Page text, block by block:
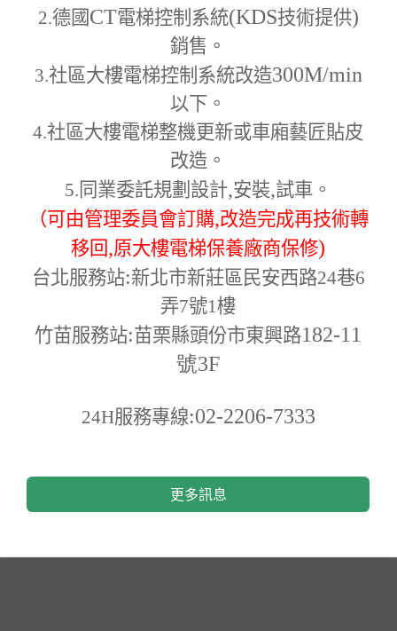
2.德國 CT電梯控制系統(KDS技術提供)
銷售。
3.社區大樓電梯控制系統改造300M/min
以下。
4.社區大樓電梯整機更新或車廂藝匠貼皮
改造。
5. 同業委託規劃設計,安裝,試車。
（可由管理委員會訂購,改造完成再技術轉
移回,原大樓電梯保養廠商保修)
台北服務站:新北市新莊區民安西路24巷6
弄7號1樓
竹苗服務站:苗栗縣頭份市東興路182-11
號3F
24H服務專線:02-2206-7333
更多訊息